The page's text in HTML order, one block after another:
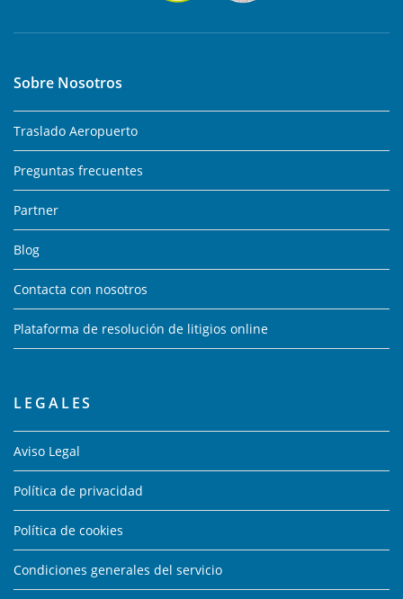
Sobre Nosotros
Traslado Aeropuerto
Preguntas frecuentes
Partner
Blog
Contacta con nosotros
Plataforma de resolución de litigios online
LEGALES
Aviso Legal
Política de privacidad
Política de cookies
Condiciones generales del servicio